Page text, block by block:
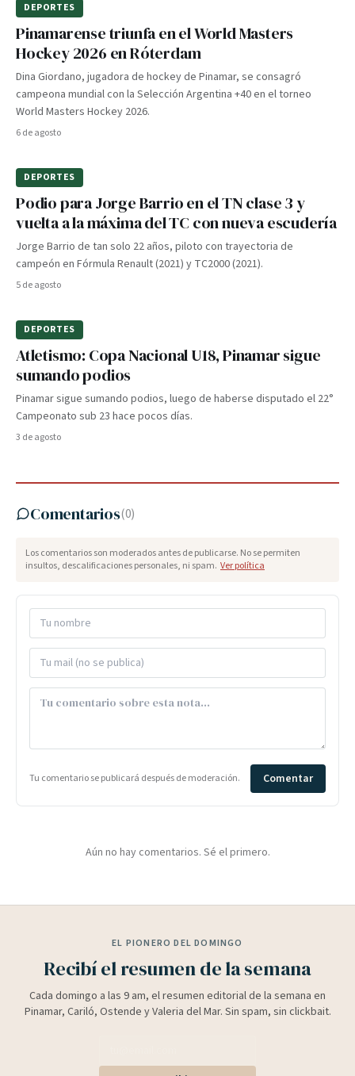
DEPORTES
Pinamarense triunfa en el World Masters
Hockey 2026 en Róterdam
Dina Giordano, jugadora de hockey de Pinamar, se consagró
campeona mundial con la Selección Argentina +40 en el torneo
World Masters Hockey 2026.
6 de agosto
DEPORTES
Podio para Jorge Barrio en el TN clase 3 y
vuelta a la máxima del TC con nueva escudería
Jorge Barrio de tan solo 22 años, piloto con trayectoria de
campeón en Fórmula Renault (2021) y TC2000 (2021).
5 de agosto
DEPORTES
Atletismo: Copa Nacional U18, Pinamar sigue
sumando podios
Pinamar sigue sumando podios, luego de haberse disputado el 22°
Campeonato sub 23 hace pocos días.
3 de agosto
Comentarios(0)
Los comentarios son moderados antes de publicarse. No se permiten
insultos, descalificaciones personales, ni spam. Ver política
Tu comentario se publicará después de moderación. Comentar
Aún no hay comentarios. Sé el primero.
EL PIONERO DEL DOMINGO
Recibí el resumen de la semana
Cada domingo a las 9 am, el resumen editorial de la semana en
Pinamar, Cariló, Ostende y Valeria del Mar. Sin spam, sin clickbait.